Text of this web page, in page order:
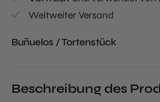
Weltweiter Versand
Buñuelos / Tortenstück
Beschreibung des